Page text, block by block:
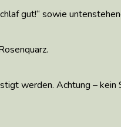
gut!“ sowie
werden. Achtung – kein